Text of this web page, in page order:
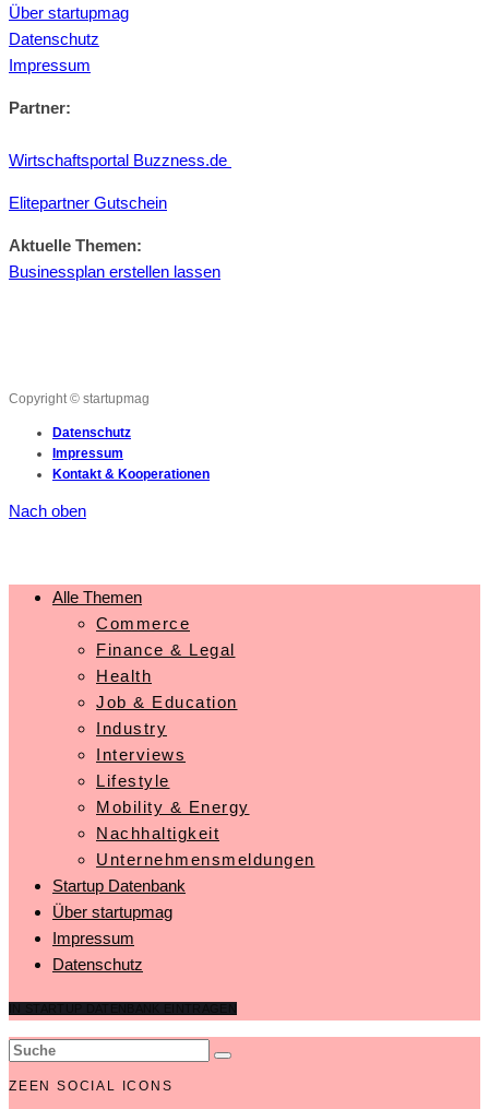
Über startupmag
Datenschutz
Impressum
Partner:
Wirtschaftsportal Buzzness.de
Elitepartner Gutschein
Aktuelle Themen:
Businessplan erstellen lassen
Copyright © startupmag
Datenschutz
Impressum
Kontakt & Kooperationen
Nach oben
Alle Themen
Commerce
Finance & Legal
Health
Job & Education
Industry
Interviews
Lifestyle
Mobility & Energy
Nachhaltigkeit
Unternehmensmeldungen
Startup Datenbank
Über startupmag
Impressum
Datenschutz
ZEEN SOCIAL ICONS